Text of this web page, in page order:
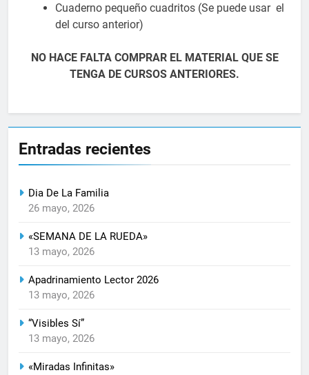
Cuaderno pequeño cuadritos (Se puede usar el
del curso anterior)
NO HACE FALTA COMPRAR EL MATERIAL QUE SE
TENGA DE CURSOS ANTERIORES.
Entradas recientes
Dia De La Familia
26 mayo, 2026
«SEMANA DE LA RUEDA»
13 mayo, 2026
Apadrinamiento Lector 2026
13 mayo, 2026
“Visibles Sí”
13 mayo, 2026
«Miradas Infinitas»